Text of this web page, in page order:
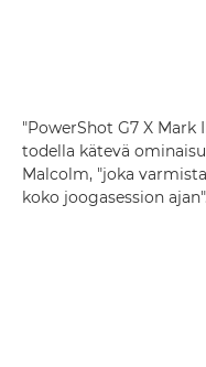
"PowerShot G7 X Mark
todella kätevä
Malcolm, "joka
koko joogasession ajan".